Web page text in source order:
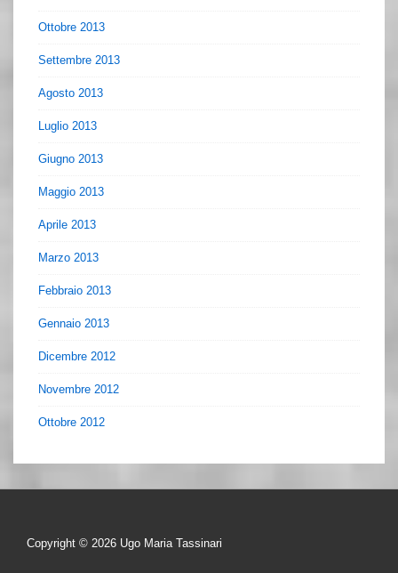
Ottobre 2013
Settembre 2013
Agosto 2013
Luglio 2013
Giugno 2013
Maggio 2013
Aprile 2013
Marzo 2013
Febbraio 2013
Gennaio 2013
Dicembre 2012
Novembre 2012
Ottobre 2012
Copyright © 2026 Ugo Maria Tassinari